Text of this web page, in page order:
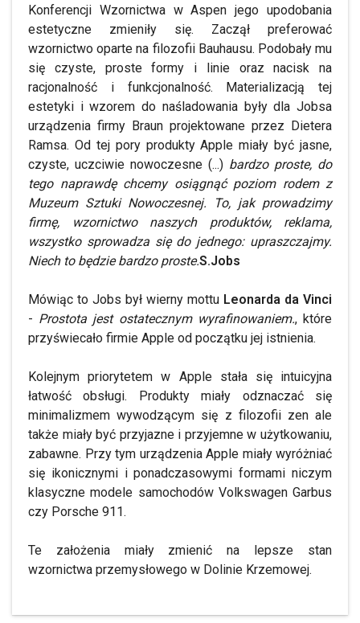
Konferencji Wzornictwa w Aspen jego upodobania
estetyczne zmieniły się. Zaczął preferować
wzornictwo oparte na filozofii Bauhausu. Podobały mu
się czyste, proste formy i linie oraz nacisk na
racjonalność i funkcjonalność. Materializacją tej
estetyki i wzorem do naśladowania były dla Jobsa
urządzenia firmy Braun projektowane przez Dietera
Ramsa. Od tej pory produkty Apple miały być jasne,
czyste, uczciwie nowoczesne (...) bardzo proste, do
tego naprawdę chcemy osiągnąć poziom rodem z
Muzeum Sztuki Nowoczesnej. To, jak prowadzimy
firmę, wzornictwo naszych produktów, reklama,
wszystko sprowadza się do jednego: upraszczajmy.
Niech to będzie bardzo proste.S.Jobs
Mówiąc to Jobs był wierny mottu Leonarda da Vinci
- Prostota jest ostatecznym wyrafinowaniem., które
przyświecało firmie Apple od początku jej istnienia.
Kolejnym priorytetem w Apple stała się intuicyjna
łatwość obsługi. Produkty miały odznaczać się
minimalizmem wywodzącym się z filozofii zen ale
także miały być przyjazne i przyjemne w użytkowaniu,
zabawne. Przy tym urządzenia Apple miały wyróżniać
się ikonicznymi i ponadczasowymi formami niczym
klasyczne modele samochodów Volkswagen Garbus
czy Porsche 911.
Te założenia miały zmienić na lepsze stan
wzornictwa przemysłowego w Dolinie Krzemowej.